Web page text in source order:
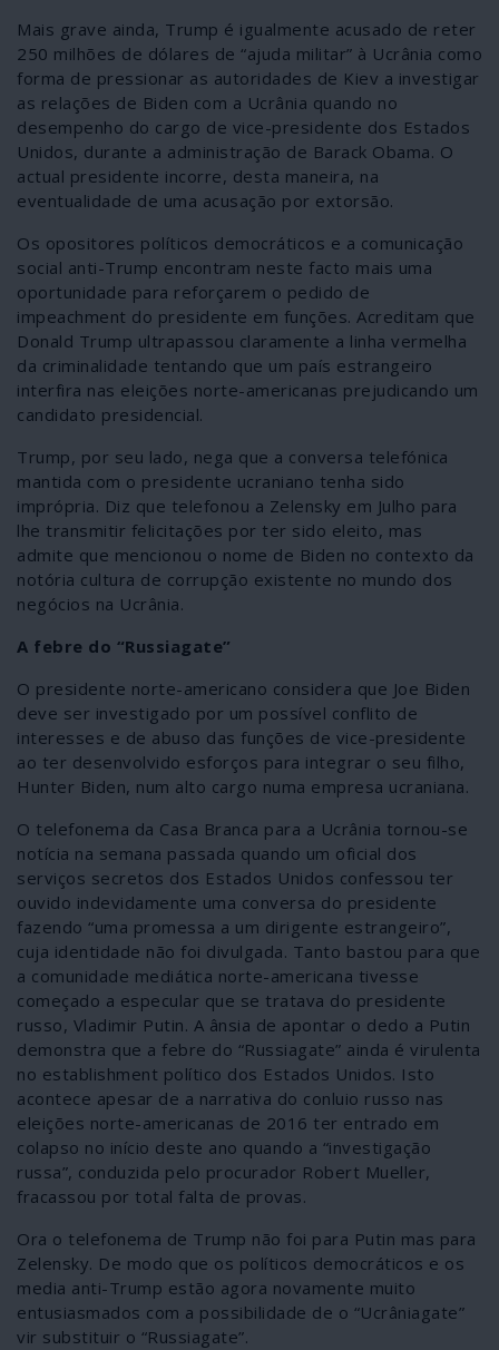
Mais grave ainda, Trump é igualmente acusado de reter
250 milhões de dólares de “ajuda militar” à Ucrânia como
forma de pressionar as autoridades de Kiev a investigar
as relações de Biden com a Ucrânia quando no
desempenho do cargo de vice-presidente dos Estados
Unidos, durante a administração de Barack Obama. O
actual presidente incorre, desta maneira, na
eventualidade de uma acusação por extorsão.
Os opositores políticos democráticos e a comunicação
social anti-Trump encontram neste facto mais uma
oportunidade para reforçarem o pedido de
impeachment do presidente em funções. Acreditam que
Donald Trump ultrapassou claramente a linha vermelha
da criminalidade tentando que um país estrangeiro
interfira nas eleições norte-americanas prejudicando um
candidato presidencial.
Trump, por seu lado, nega que a conversa telefónica
mantida com o presidente ucraniano tenha sido
imprópria. Diz que telefonou a Zelensky em Julho para
lhe transmitir felicitações por ter sido eleito, mas
admite que mencionou o nome de Biden no contexto da
notória cultura de corrupção existente no mundo dos
negócios na Ucrânia.
A febre do “Russiagate”
O presidente norte-americano considera que Joe Biden
deve ser investigado por um possível conflito de
interesses e de abuso das funções de vice-presidente
ao ter desenvolvido esforços para integrar o seu filho,
Hunter Biden, num alto cargo numa empresa ucraniana.
O telefonema da Casa Branca para a Ucrânia tornou-se
notícia na semana passada quando um oficial dos
serviços secretos dos Estados Unidos confessou ter
ouvido indevidamente uma conversa do presidente
fazendo “uma promessa a um dirigente estrangeiro”,
cuja identidade não foi divulgada. Tanto bastou para que
a comunidade mediática norte-americana tivesse
começado a especular que se tratava do presidente
russo, Vladimir Putin. A ânsia de apontar o dedo a Putin
demonstra que a febre do “Russiagate” ainda é virulenta
no establishment político dos Estados Unidos. Isto
acontece apesar de a narrativa do conluio russo nas
eleições norte-americanas de 2016 ter entrado em
colapso no início deste ano quando a “investigação
russa”, conduzida pelo procurador Robert Mueller,
fracassou por total falta de provas.
Ora o telefonema de Trump não foi para Putin mas para
Zelensky. De modo que os políticos democráticos e os
media anti-Trump estão agora novamente muito
entusiasmados com a possibilidade de o “Ucrâniagate”
vir substituir o “Russiagate”.